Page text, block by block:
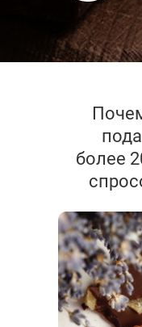
более